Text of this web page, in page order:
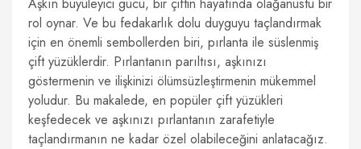
rol oynar. Ve bu fedakarlık dolu duyguyu taçlandırmak
için en önemli sembollerden biri, pırlanta ile süslenmiş
çift yüzüklerdir. Pırlantanın parıltısı, aşkınızı
göstermenin ve ilişkinizi ölümsüzleştirmenin mükemmel
yoludur. Bu makalede, en popüler çift yüzükleri
keşfedecek ve aşkınızı pırlantanın zarafetiyle
taçlandırmanın ne kadar özel olabileceğini anlatacağız.